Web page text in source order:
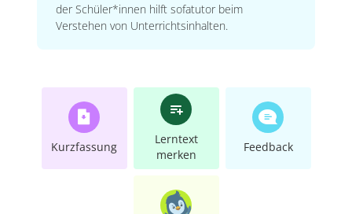
der Schüler*innen hilft sofatutor beim
Verstehen von Unterrichtsinhalten.
Kurzfassung
Lerntext
merken
Feedback